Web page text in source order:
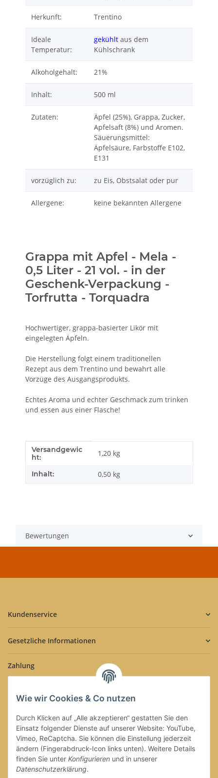
Wie wir Cookies & Co nutzen
Durch Klicken auf „Alle akzeptieren“ gestatten Sie den
Einsatz folgender Dienste auf unserer Website: YouTube,
Vimeo, ReCaptcha. Sie können die Einstellung jederzeit
ändern (Fingerabdruck-Icon links unten). Weitere Details
finden Sie unter Konfigurieren und in unserer
Datenschutzerklärung.
Herkunft: Trentino
Ideale
Temperatur:
gekühlt aus dem
Kühlschrank
Alkoholgehalt: 21%
Inhalt: 500 ml
Zutaten:
Äpfel (25%), Grappa, Zucker,
Apfelsaft (8%) und Aromen.
Säuerungsmittel:
Äpfelsäure, Farbstoffe E102,
E131
vorzüglich zu: zu Eis, Obstsalat oder pur
Allergene: keine bekannten Allergene
Grappa mit Apfel - Mela -
0,5 Liter - 21 vol. - in der
Geschenk-Verpackung -
Torfrutta - Torquadra
Hochwertiger, grappa-basierter Likör mit
eingelegten Äpfeln.
Die Herstellung folgt einem traditionellen
Rezept aus dem Trentino und bewahrt alle
Vorzüge des Ausgangsprodukts.
Echtes Aroma und echter Geschmack zum trinken
und essen aus einer Flasche!
Produkteigenschaft
Wert
Versandgewic
ht:
1,20 kg
Inhalt: 0,50 kg
Bewertungen
Kundenservice
Gesetzliche Informationen
Zahlung
Versand